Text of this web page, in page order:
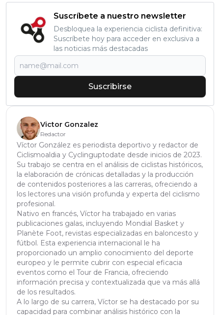
Suscríbete a nuestro newsletter
Desbloquea la experiencia ciclista definitiva:
Suscríbete hoy para acceder en exclusiva a
las noticias más destacadas
Suscribirse
Victor Gonzalez
Redactor
Víctor González es periodista deportivo y redactor de
Ciclismoaldia y Cyclinguptodate desde inicios de 2023.
Su trabajo se centra en el análisis de ciclistas históricos,
la elaboración de crónicas detalladas y la producción
de contenidos posteriores a las carreras, ofreciendo a
los lectores una visión profunda y experta del ciclismo
profesional.
Nativo en francés, Víctor ha trabajado en varias
publicaciones galas, incluyendo Mondial Basket y
Planète Foot, revistas especializadas en baloncesto y
fútbol. Esta experiencia internacional le ha
proporcionado un amplio conocimiento del deporte
europeo y le permite cubrir con especial eficacia
eventos como el Tour de Francia, ofreciendo
información precisa y contextualizada que va más allá
de los resultados.
A lo largo de su carrera, Víctor se ha destacado por su
capacidad para combinar análisis histórico con la